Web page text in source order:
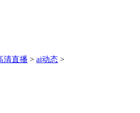
清直播 > ai动态 >